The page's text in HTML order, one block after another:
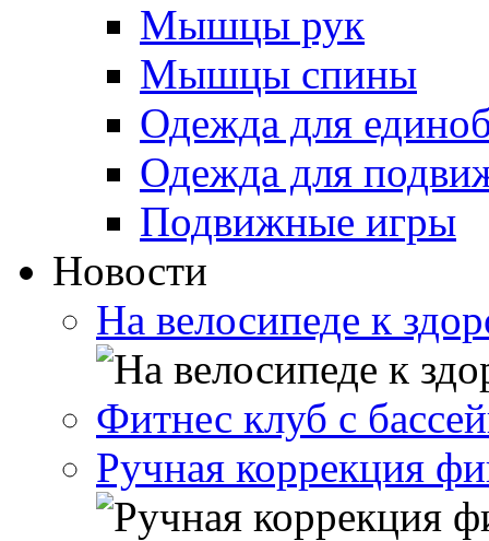
Мышцы рук
Мышцы спины
Одежда для
Одежда для
Подвижные игры
Новости
На велосипеде к
Фитнес клуб с
Ручная коррекция